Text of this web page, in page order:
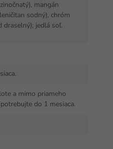
mangán
sodný), chróm
draselný); jedlá soľ.
a mimo priameho
do 1 mesiaca.